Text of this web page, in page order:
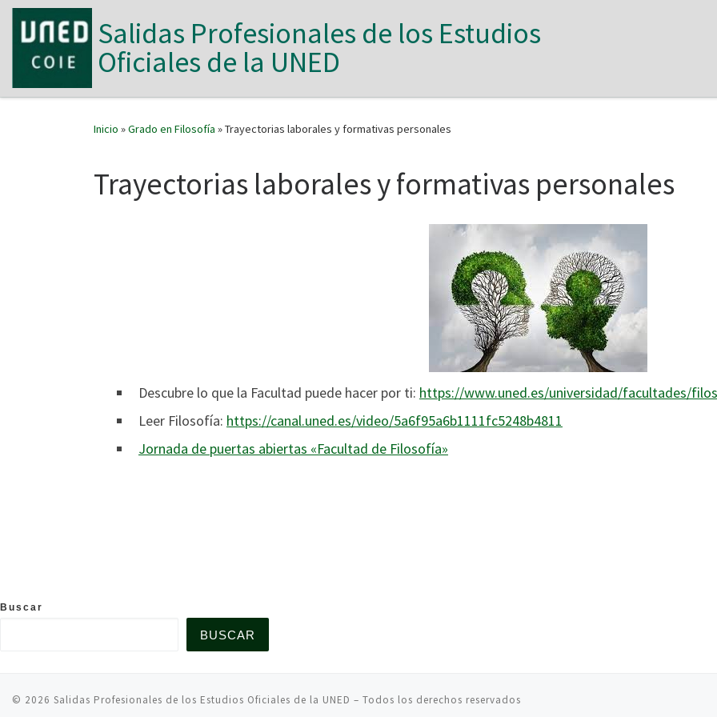
Saltar al contenidoSalidas Profesionales de los Estudios
Oficiales de la UNED
Inicio »Grado en Filosofía »Trayectorias laborales y formativas personales
Trayectorias laborales y formativas personales
Descubre lo que la Facultad puede hacer por ti: https://www.uned.es/universidad/facultades/
Leer Filosofía: https://canal.uned.es/video/5a6f95a6b1111fc5248b4811
Jornada de puertas abiertas «Facultad de Filosofía»
Buscar
BUSCAR
© 2026 Salidas Profesionales de los Estudios Oficiales de la UNED – Todos los derechos reservados